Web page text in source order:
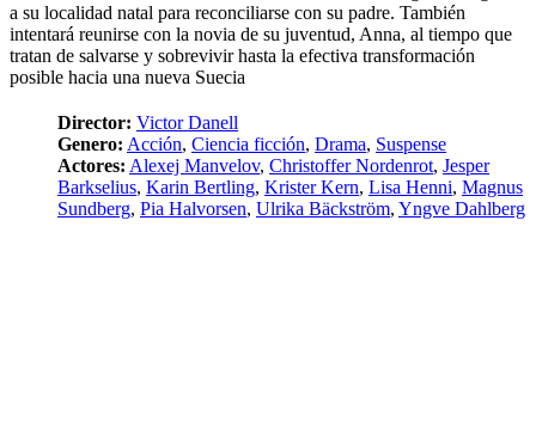
a su localidad natal para reconciliarse con su padre. También
intentará reunirse con la novia de su juventud, Anna, al tiempo que
tratan de salvarse y sobrevivir hasta la efectiva transformación
posible hacia una nueva Suecia
Director: Victor Danell
Genero: Acción, Ciencia ficción, Drama, Suspense
Actores: Alexej Manvelov, Christoffer Nordenrot, Jesper
Barkselius, Karin Bertling, Krister Kern, Lisa Henni, Magnus
Sundberg, Pia Halvorsen, Ulrika Bäckström, Yngve Dahlberg